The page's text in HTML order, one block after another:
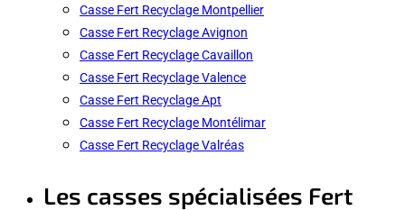
Casse Fert Recyclage Montpellier
Casse Fert Recyclage Avignon
Casse Fert Recyclage Cavaillon
Casse Fert Recyclage Valence
Casse Fert Recyclage Apt
Casse Fert Recyclage Montélimar
Casse Fert Recyclage Valréas
Les casses spécialisées Fert